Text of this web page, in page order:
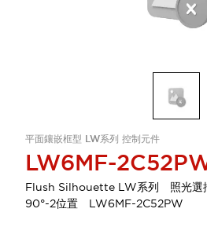
平面鑲嵌框型 LW系列 控制元件
LW6MF-
Flush Silhouette LW系列 照光
90°-2位置 LW6MF-2C52PW